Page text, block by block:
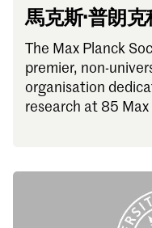
馬克斯·普朗
The Max Planck
premier, non-
organisation
research at 85